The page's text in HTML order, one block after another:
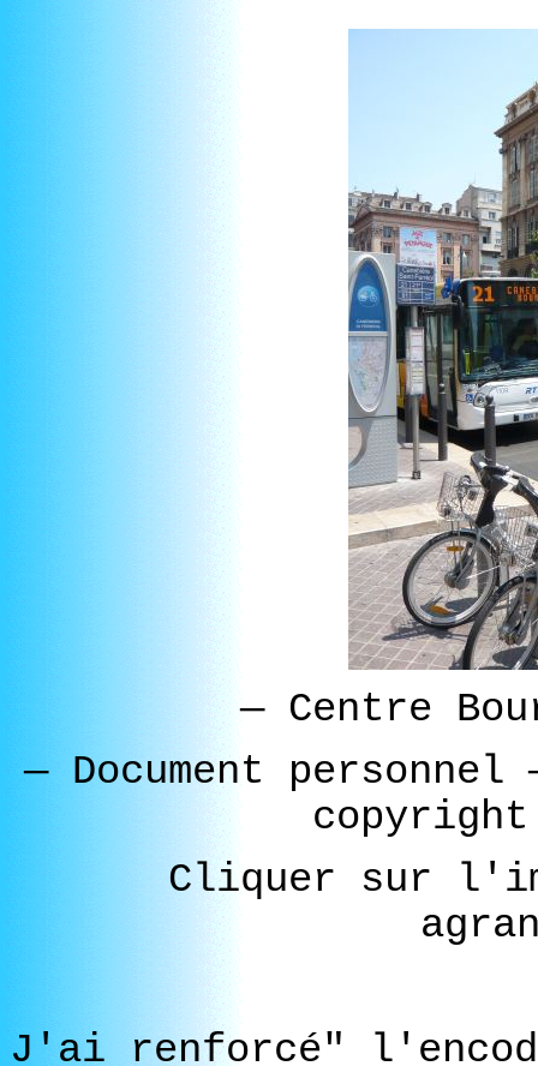
—Centre
—Document personnel
copyright
Cliquer sur
J'ai renforcé"